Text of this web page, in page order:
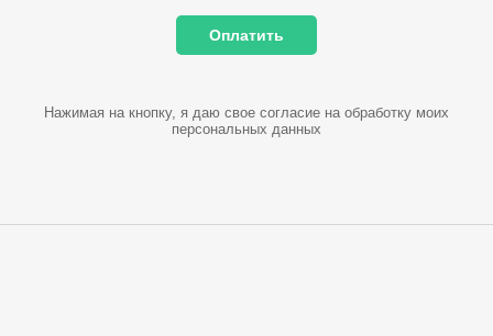
Нажимая на кнопку, я даю свое согласие на обработку моих
персональных данных